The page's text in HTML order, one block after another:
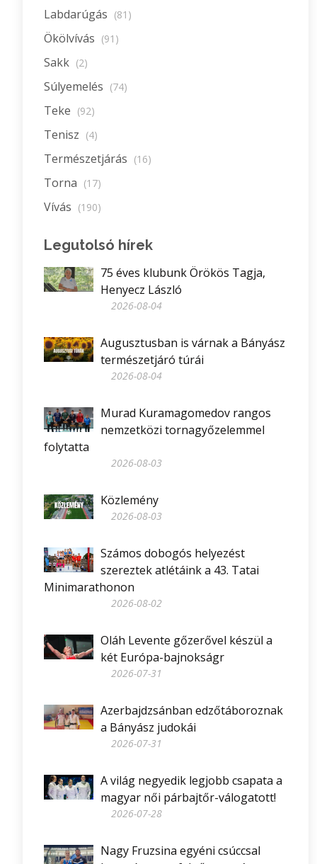
Labdarúgás (81)
Ökölvívás (91)
Sakk (2)
Súlyemelés (74)
Teke (92)
Tenisz (4)
Természetjárás (16)
Torna (17)
Vívás (190)
Legutolsó hírek
75 éves klubunk Örökös Tagja,
Henyecz László
2026-08-04
Augusztusban is várnak a Bányász
természetjáró túrái
2026-08-04
Murad Kuramagomedov rangos
nemzetközi tornagyőzelemmel
folytatta
2026-08-03
Közlemény
2026-08-03
Számos dobogós helyezést
szereztek atlétáink a 43. Tatai
Minimarathonon
2026-08-02
Oláh Levente gőzerővel készül a
két Európa-bajnokságr
2026-07-31
Azerbajdzsánban edzőtáboroznak
a Bányász judokái
2026-07-31
A világ negyedik legjobb csapata a
magyar női párbajtőr-válogatott!
2026-07-28
Nagy Fruzsina egyéni csúccsal